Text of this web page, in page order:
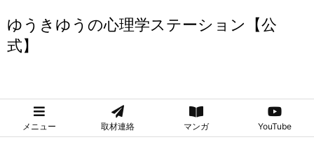
ゆうきゆうの心理学ステーション【公
式】
メニュー 取材連絡 マンガ YouTube